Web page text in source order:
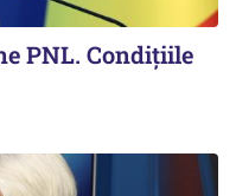
PNL. Condițiile